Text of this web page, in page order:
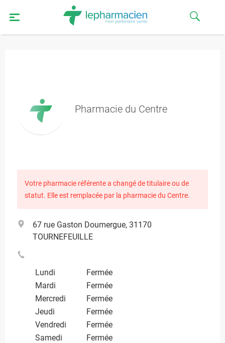
Pharmacie du Centre
Votre pharmacie référente a changé de titulaire ou de
statut. Elle est remplacée par la pharmacie du Centre.
67 rue Gaston Doumergue, 31170
TOURNEFEUILLE
Lundi
Fermée
Mardi
Fermée
Mercredi
Fermée
Jeudi
Fermée
Vendredi
Fermée
Samedi
Fermée